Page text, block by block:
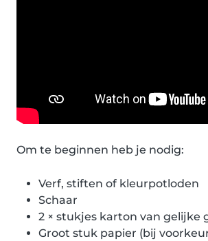
Om te beginnen heb je nodig:
Verf, stiften of kleurpotloden
Schaar
2 × stukjes karton van gelijke
Groot stuk papier (bij